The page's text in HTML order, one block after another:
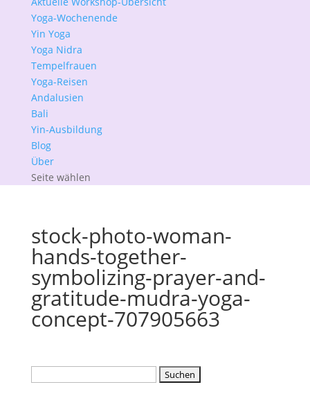
Yoga-Wochenende
Yin Yoga
Yoga Nidra
Tempelfrauen
Yoga-Reisen
Andalusien
Bali
Yin-Ausbildung
Blog
Über
Seite wählen
stock-photo-woman-
hands-together-
symbolizing-prayer-and-
gratitude-mudra-yoga-
concept-707905663